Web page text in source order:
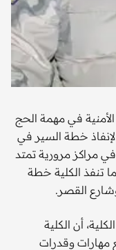
في مهمة الحج
من منسوبيها لإنفاذ خطة السير في
مراكز مرورية تمتد
تنفذ الكلية خطة
القصر.
أن الكلية
مهارات وقدرات